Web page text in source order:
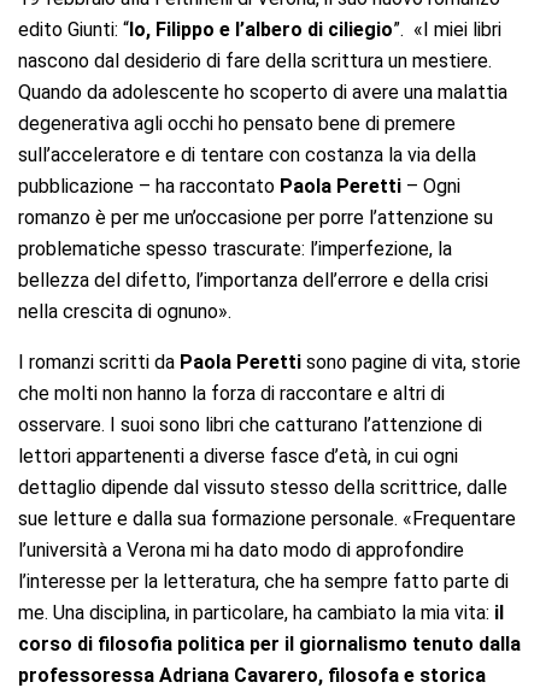
edito Giunti: “Io, Filippo e l’albero di ciliegio”. «I miei libri
nascono dal desiderio di fare della scrittura un mestiere.
Quando da adolescente ho scoperto di avere una malattia
degenerativa agli occhi ho pensato bene di premere
sull’acceleratore e di tentare con costanza la via della
pubblicazione – ha raccontato Paola Peretti – Ogni
romanzo è per me un’occasione per porre l’attenzione su
problematiche spesso trascurate: l’imperfezione, la
bellezza del difetto, l’importanza dell’errore e della crisi
nella crescita di ognuno».
I romanzi scritti da Paola Peretti sono pagine di vita, storie
che molti non hanno la forza di raccontare e altri di
osservare. I suoi sono libri che catturano l’attenzione di
lettori appartenenti a diverse fasce d’età, in cui ogni
dettaglio dipende dal vissuto stesso della scrittrice, dalle
sue letture e dalla sua formazione personale. «Frequentare
l’università a Verona mi ha dato modo di approfondire
l’interesse per la letteratura, che ha sempre fatto parte di
me. Una disciplina, in particolare, ha cambiato la mia vita: il
corso di filosofia politica per il giornalismo tenuto dalla
professoressa Adriana Cavarero, filosofa e storica